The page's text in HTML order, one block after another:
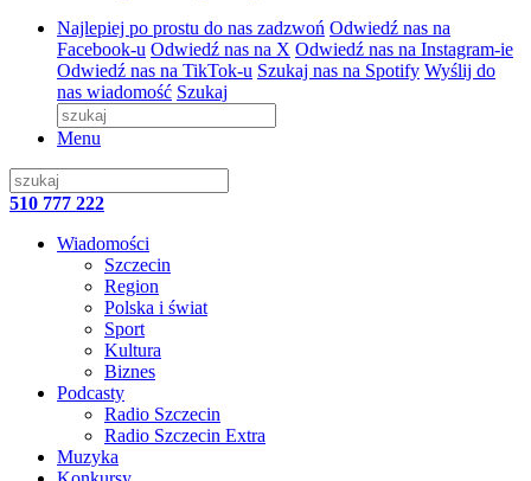
Najlepiej po prostu do nas zadzwoń Odwiedź nas na
Facebook-u Odwiedź nas na X Odwiedź nas na Instagram-ie
Odwiedź nas na TikTok-u Szukaj nas na Spotify Wyślij do
nas wiadomość Szukaj
Menu
510 777 222
Wiadomości
Szczecin
Region
Polska i świat
Sport
Kultura
Biznes
Podcasty
Radio Szczecin
Radio Szczecin Extra
Muzyka